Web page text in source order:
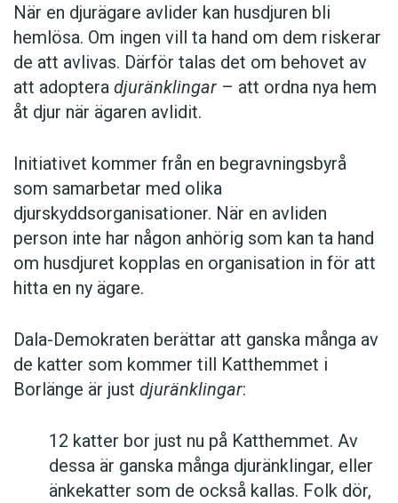
När en djurägare avlider kan husdjuren bli
hemlösa. Om ingen vill ta hand om dem riskerar
de att avlivas. Därför talas det om behovet av
att adoptera djuränklingar – att ordna nya hem
åt djur när ägaren avlidit.
Initiativet kommer från en begravningsbyrå
som samarbetar med olika
djurskyddsorganisationer. När en avliden
person inte har någon anhörig som kan ta hand
om husdjuret kopplas en organisation in för att
hitta en ny ägare.
Dala-Demokraten berättar att ganska många av
de katter som kommer till Katthemmet i
Borlänge är just djuränklingar:
12 katter bor just nu på Katthemmet. Av
dessa är ganska många djuränklingar, eller
änkekatter som de också kallas. Folk dör,